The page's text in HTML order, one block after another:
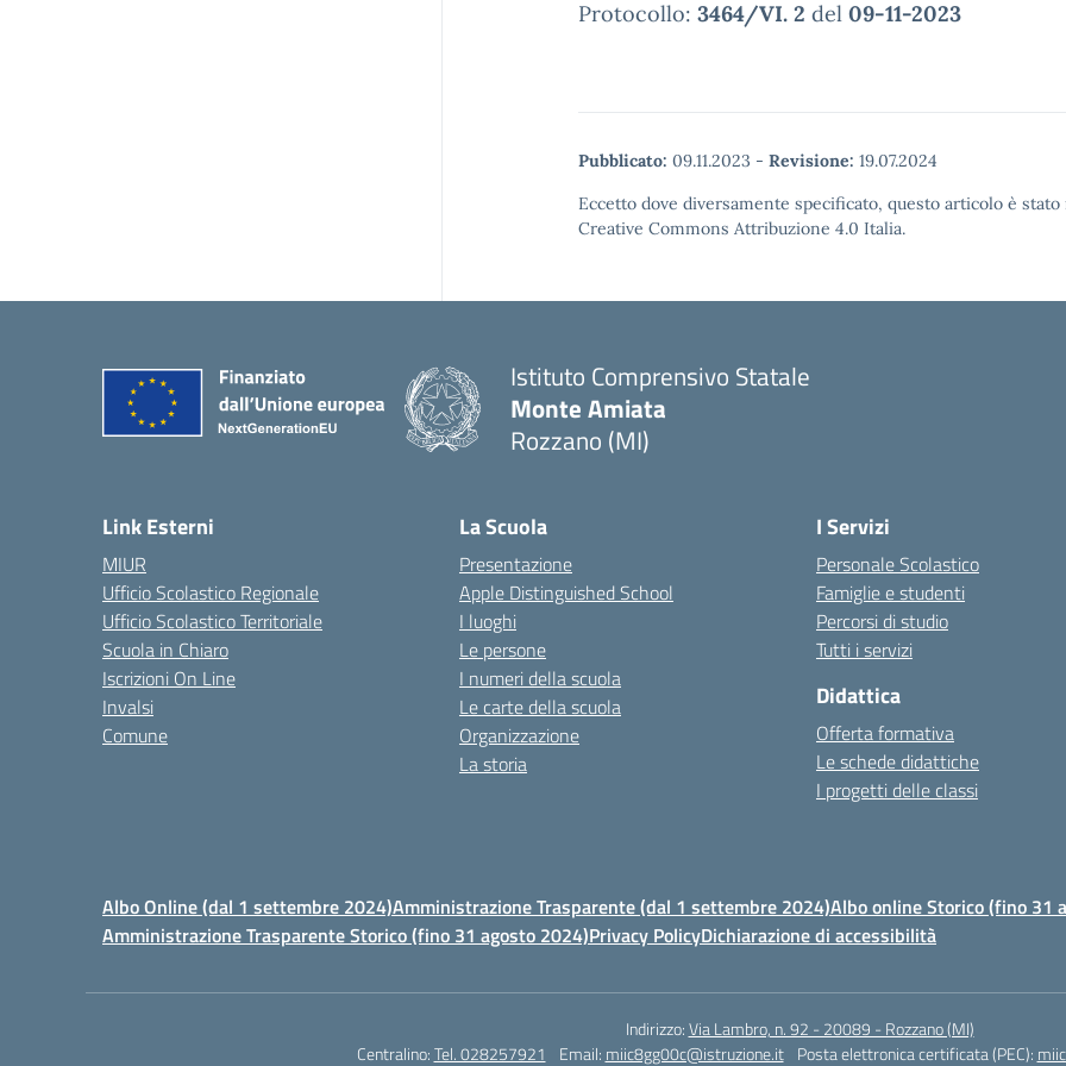
Protocollo: 3464/VI. 2 del 09-11-2023
Pubblicato: 09.11.2023 - Revisione: 19.07.2024
Eccetto dove diversamente specificato, questo articolo è
Creative Commons Attribuzione 4.0 Italia.
Istituto Comprensivo Statale
Monte Amiata
Rozzano (MI)
Link Esterni
MIUR
Ufficio Scolastico Regionale
Ufficio Scolastico Territoriale
Scuola in Chiaro
Iscrizioni On Line
Invalsi
Comune
La Scuola
Presentazione
Apple Distinguished School
I luoghi
Le persone
I numeri della scuola
Le carte della scuola
Organizzazione
La storia
I Servizi
Personale Scolastico
Famiglie e studenti
Percorsi di studio
Tutti i servizi
Didattica
Offerta formativa
Le schede didattiche
I progetti delle classi
Albo Online (dal 1 settembre 2024)Amministrazione Trasparente (dal 1 settembre 2024)Albo online Storico (fino 31
Amministrazione Trasparente Storico (fino 31 agosto 2024)Privacy PolicyDichiarazione di accessibilità
Indirizzo:Via Lambro, n. 92 - 20089 - Rozzano (MI)
Centralino:Tel. 028257921 Email: miic8gg00c@istruzione.it Posta elettronica certificata (PEC):